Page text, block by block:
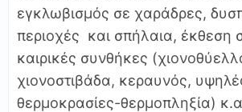
εγκλωβισμός σε χαράδρες,
περιοχές και σπήλαια, έκθεση
καιρικές συνθήκες
χιονοστιβάδα, κεραυνός,
θερμοκρασίες-θερμοπληξία)